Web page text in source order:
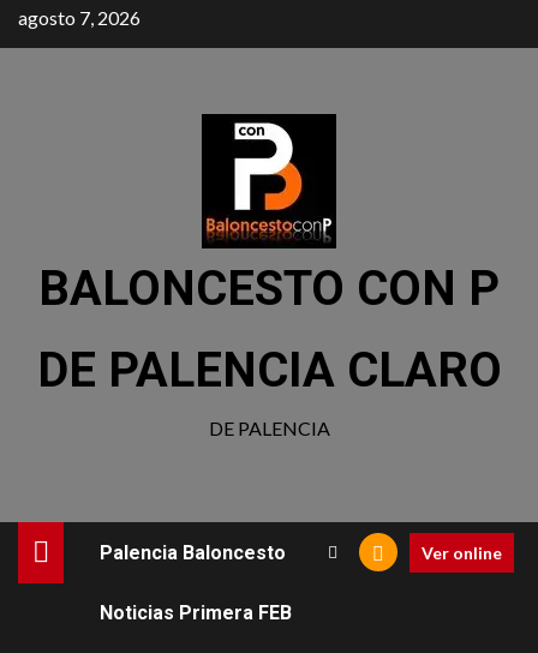
agosto 7, 2026
BALONCESTO CON P
DE PALENCIA CLARO
DE PALENCIA
Palencia Baloncesto
Noticias Primera FEB
Ver online